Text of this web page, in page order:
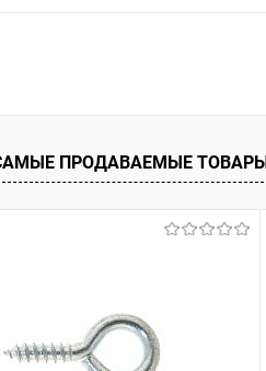
клик Сравнение
Под заказ
ПРОДАВАЕМЫЕ ТОВАРЫ